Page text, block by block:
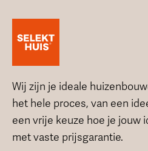
Wij zijn je ideale
het hele proces, van een
een vrije keuze hoe je jouw
met vaste prijsgarantie.